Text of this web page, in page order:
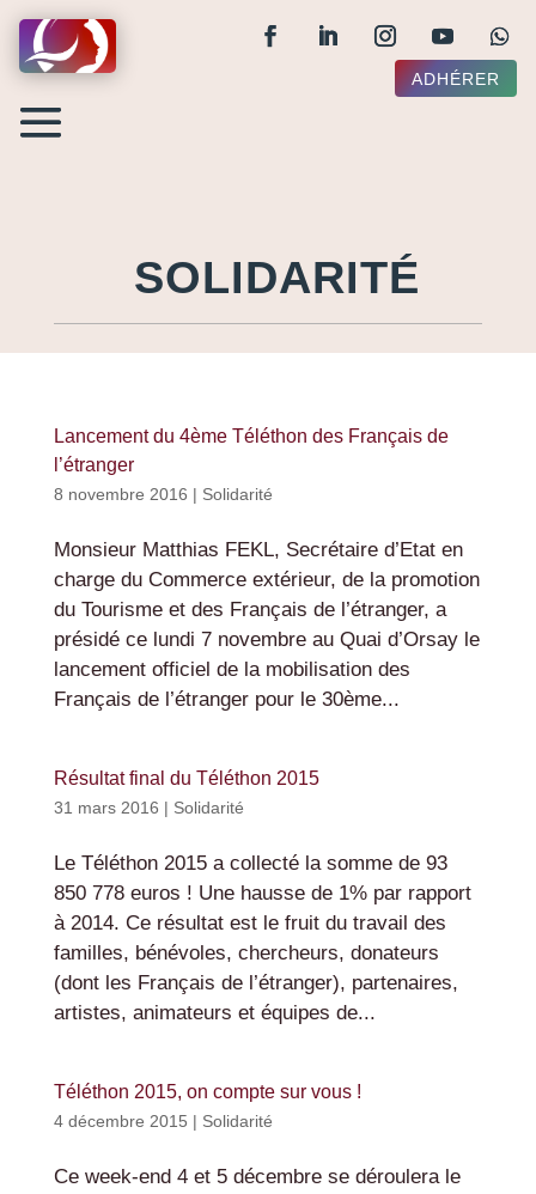
ADHÉRER
SOLIDARITÉ
Lancement du 4ème Téléthon des Français de
l’étranger
8 novembre 2016 | Solidarité
Monsieur Matthias FEKL, Secrétaire d’Etat en
charge du Commerce extérieur, de la promotion
du Tourisme et des Français de l’étranger, a
présidé ce lundi 7 novembre au Quai d’Orsay le
lancement officiel de la mobilisation des
Français de l’étranger pour le 30ème...
Résultat final du Téléthon 2015
31 mars 2016 | Solidarité
Le Téléthon 2015 a collecté la somme de 93
850 778 euros ! Une hausse de 1% par rapport
à 2014. Ce résultat est le fruit du travail des
familles, bénévoles, chercheurs, donateurs
(dont les Français de l’étranger), partenaires,
artistes, animateurs et équipes de...
Téléthon 2015, on compte sur vous !
4 décembre 2015 | Solidarité
Ce week-end 4 et 5 décembre se déroulera le